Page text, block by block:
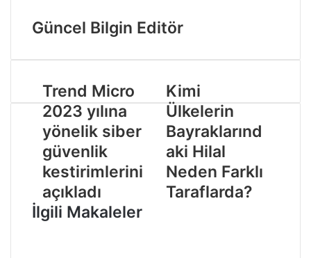
Güncel Bilgin Editör
Trend Micro
2023 yılına
yönelik siber
güvenlik
kestirimlerini
açıkladı
Kimi
Ülkelerin
Bayraklarınd
aki Hilal
Neden Farklı
Taraflarda?
İlgili Makaleler